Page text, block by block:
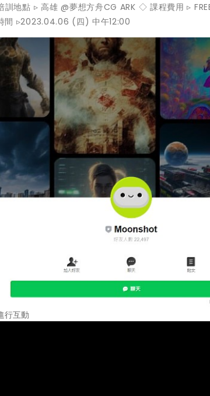
地點 ▹ 高雄 @夢想方舟CG ARK ◇ 課程費用 ▹
間 ▹2023.04.06 (四) 中午12:00
行互動